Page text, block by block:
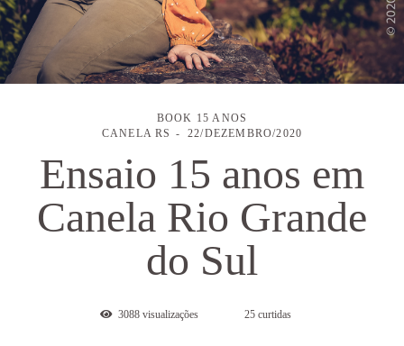
BOOK 15 ANOS
CANELA RS
22/DEZEMBRO/2020
Ensaio 15 anos em
Canela Rio Grande
do Sul
3088visualizações 25curtidas